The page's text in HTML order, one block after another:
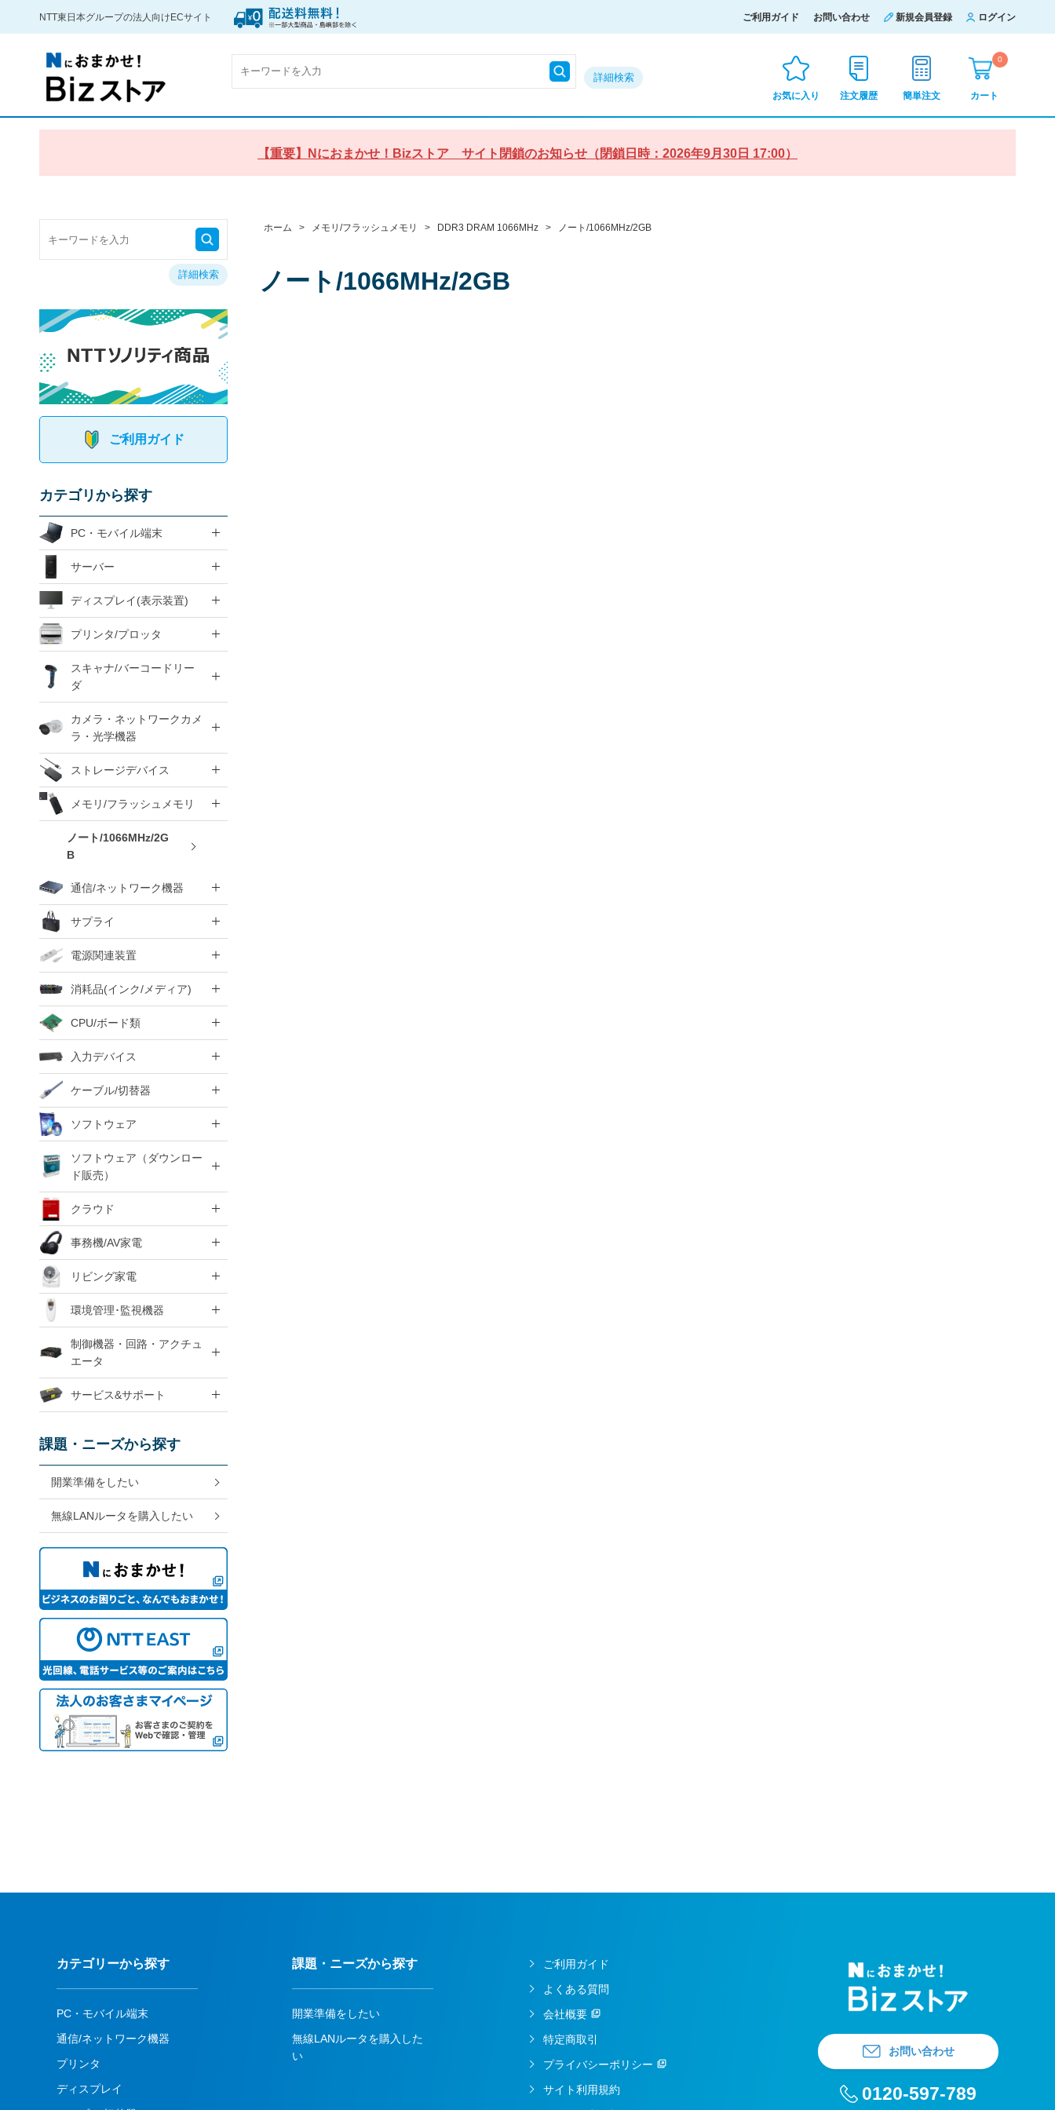
NTT東日本グループの法人向けECサイト ご利用ガイド お問い合わせ 新規会員登録 ログイン
詳細検索
お気に入り 注文履歴 簡単注文
0
カート
【重要】Nにおまかせ！Bizストア サイト閉鎖のお知らせ（閉鎖日時：2026年9月30日 17:00）
ホーム > メモリ/フラッシュメモリ > DDR3 DRAM 1066MHz > ノート/1066MHz/2GB
ノート/1066MHz/2GB
詳細検索
ご利用ガイド
カテゴリから探す
PC・モバイル端末
サーバー
ディスプレイ(表示装置)
プリンタ/プロッタ
スキャナ/バーコードリー
ダ
カメラ・ネットワークカメ
ラ・光学機器
ストレージデバイス
メモリ/フラッシュメモリ
ノート/1066MHz/2G
B
通信/ネットワーク機器
サプライ
電源関連装置
消耗品(インク/メディア)
CPU/ボード類
入力デバイス
ケーブル/切替器
ソフトウェア
ソフトウェア（ダウンロー
ド販売）
クラウド
事務機/AV家電
リビング家電
環境管理･監視機器
制御機器・回路・アクチュ
エータ
サービス&サポート
課題・ニーズから探す
開業準備をしたい
無線LANルータを購入したい
カテゴリーから探す
PC・モバイル端末
通信/ネットワーク機器
プリンタ
ディスプレイ
課題・ニーズから探す
開業準備をしたい
無線LANルータを購入した
い
ご利用ガイド
よくある質問
会社概要
特定商取引
プライバシーポリシー
サイト利用規約
お問い合わせ
0120-597-789